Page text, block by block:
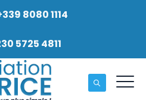
8080 1114
5725 4811